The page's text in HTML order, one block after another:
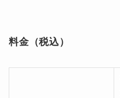
料金（税込）